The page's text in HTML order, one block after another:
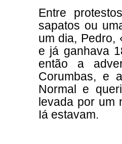
Entre
sapatos ou
um dia, Pedro,
e já ganhava
então a
Corumbas, e
Normal e
levada por um
Iá estavam.